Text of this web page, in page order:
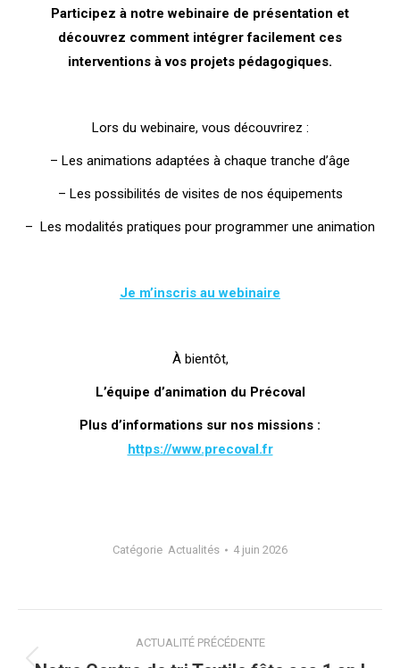
Participez à notre webinaire de présentation et
découvrez comment intégrer facilement ces
interventions à vos projets pédagogiques.
Lors du webinaire, vous découvrirez :
– Les animations adaptées à chaque tranche d’âge
– Les possibilités de visites de nos équipements
– Les modalités pratiques pour programmer une animation
Je m’inscris au webinaire
À bientôt,
L’équipe d’animation du Précoval
Plus d’informations sur nos missions :
https://www.precoval.fr
Catégorie Actualités 4 juin 2026
ACTUALITÉ PRÉCÉDENTE